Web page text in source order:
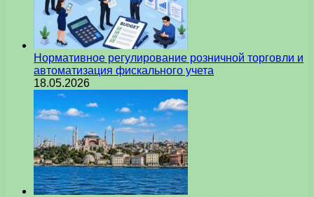
Нормативное регулирование розничной торговли и
автоматизация фискального учета
18.05.2026